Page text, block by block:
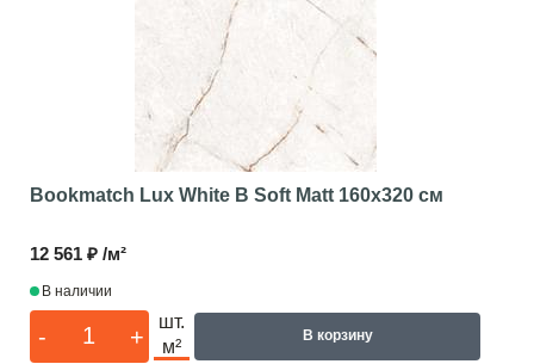
Bookmatch Lux White B Soft Matt 160x320 см
12 561 ₽ /м²
В наличии
- +
шт.
м²
В корзину